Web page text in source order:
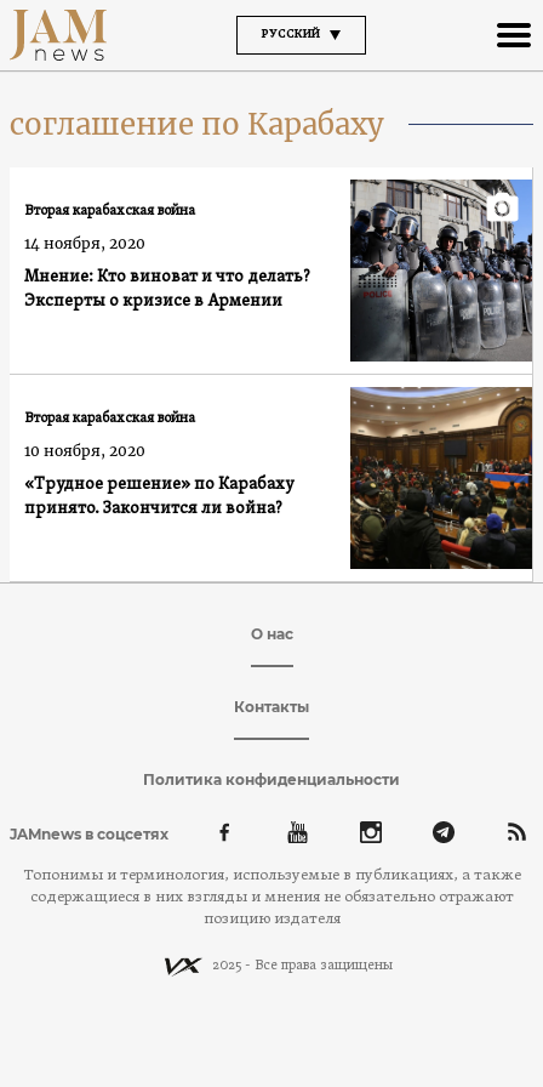
РУССКИЙ
соглашение по Карабаху
Мнение: Кто виноват и что делать?
Эксперты о кризисе в Армении
Вторая карабахская война
14 ноября, 2020
«Трудное решение» по Карабаху
принято. Закончится ли война?
Вторая карабахская война
10 ноября, 2020
О нас
Контакты
Политика конфиденциальности
JAMnews в соцсетях
Топонимы и терминология, используемые в публикациях, а также
содержащиеся в них взгляды и мнения не обязательно отражают
позицию издателя
2025 - Все права защищены